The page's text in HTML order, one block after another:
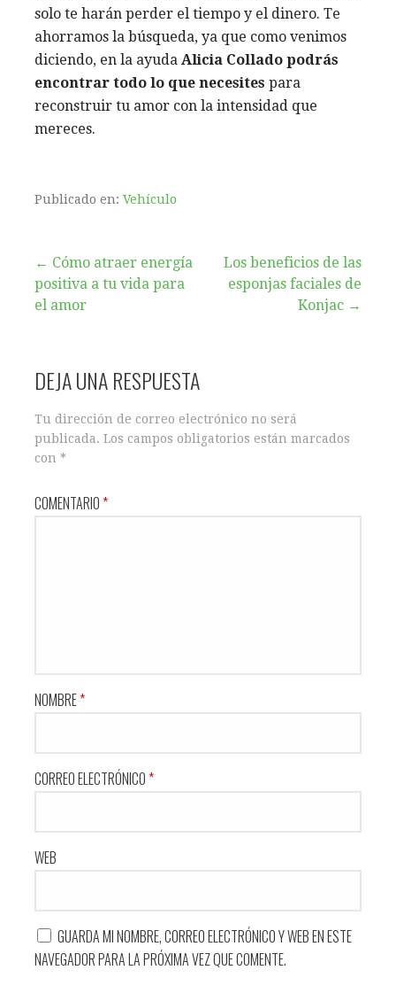
solo te harán perder el tiempo y el dinero. Te
ahorramos la búsqueda, ya que como venimos
diciendo, en la ayuda Alicia Collado podrás
encontrar todo lo que necesites para
reconstruir tu amor con la intensidad que
mereces.
Publicado en: Vehículo
Navegación
← Cómo atraer energía
positiva a tu vida para
el amor
Los beneficios de las
esponjas faciales de
Konjac →
DEJA UNA RESPUESTA
Tu dirección de correo electrónico no será
publicada. Los campos obligatorios están marcados
con *
COMENTARIO*
NOMBRE*
CORREO ELECTRÓNICO*
WEB
GUARDA MI NOMBRE, CORREO ELECTRÓNICO Y WEB EN ESTE
NAVEGADOR PARA LA PRÓXIMA VEZ QUE COMENTE.